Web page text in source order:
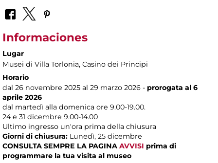
Informaciones
Lugar
Musei di Villa Torlonia, Casino dei Principi
Horario
dal 26 novembre 2025 al 29 marzo 2026 - prorogata al 6
aprile 2026
dal martedì alla domenica ore 9.00-19.00.
24 e 31 dicembre 9.00-14.00
Ultimo ingresso un'ora prima della chiusura
Giorni di chiusura: Lunedì, 25 dicembre
CONSULTA SEMPRE LA PAGINA AVVISI prima di
programmare la tua visita al museo